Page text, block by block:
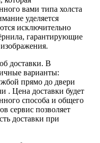
вами типа холста
уделяется
исключительно
гарантирующие
доставки. В
варианты:
прямо до двери
. Цена доставки будет
способа и общего
сервис позволяет
доставки при